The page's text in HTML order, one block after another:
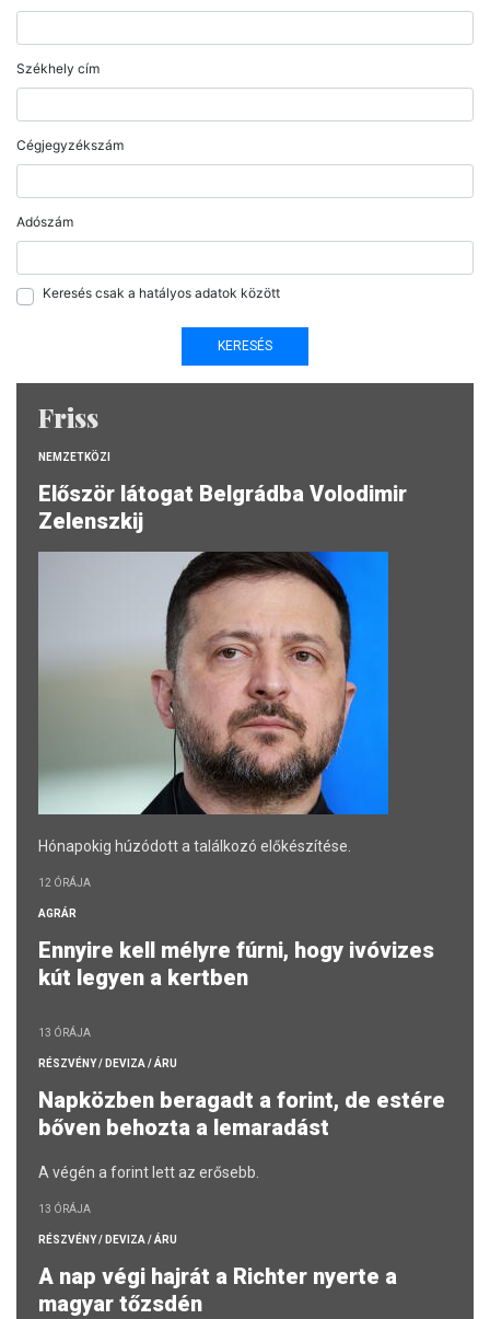
Székhely cím
Cégjegyzékszám
Adószám
Keresés csak a hatályos adatok között
Friss
NEMZETKÖZI
Először látogat Belgrádba Volodimir
Zelenszkij
Hónapokig húzódott a találkozó előkészítése.
12 ÓRÁJA
AGRÁR
Ennyire kell mélyre fúrni, hogy ivóvizes
kút legyen a kertben
13 ÓRÁJA
RÉSZVÉNY / DEVIZA / ÁRU
Napközben beragadt a forint, de estére
bőven behozta a lemaradást
A végén a forint lett az erősebb.
13 ÓRÁJA
RÉSZVÉNY / DEVIZA / ÁRU
A nap végi hajrát a Richter nyerte a
magyar tőzsdén